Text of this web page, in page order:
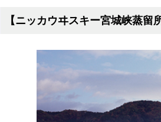
【ニッカウヰスキー宮城峡蒸留